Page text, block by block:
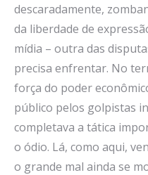
descaradamente,
da liberdade de
mídia – outra das
precisa enfrentar. No
força do poder
público pelos golpistas
completava a tática
o ódio. Lá, como aqui,
o grande mal ainda se